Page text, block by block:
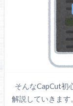
そんなCapCut初
解説していきま